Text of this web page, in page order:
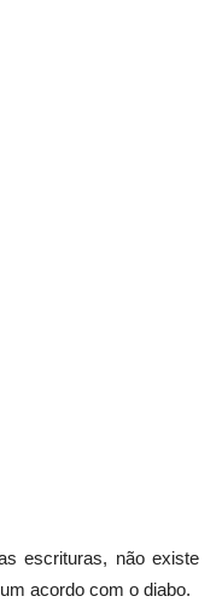
escrituras, não existe
acordo com o diabo.